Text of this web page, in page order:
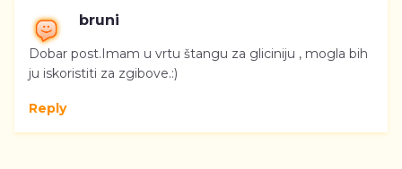
bruni
Dobar post.Imam u vrtu štangu za gliciniju , mogla bih
ju iskoristiti za zgibove.:)
Reply